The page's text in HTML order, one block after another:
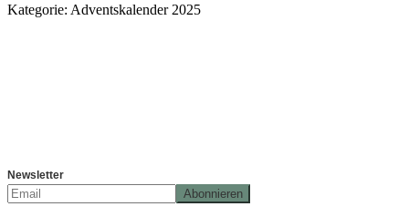
Kategorie: Adventskalender 2025
Newsletter